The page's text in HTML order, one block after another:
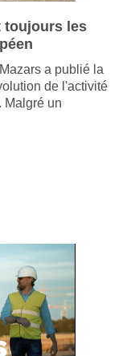
toujours les
a publié la
de l'activité
Malgré un